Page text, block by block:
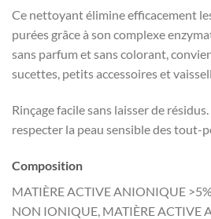
Ce nettoyant élimine efficacement
purées grâce à son complexe
sans parfum et sans colorant,
sucettes, petits accessoires et
Rinçage facile sans laisser de
respecter la peau sensible des tout-
Composition
MATIÈRE ACTIVE ANIONIQUE
NON IONIQUE, MATIÈRE ACTIVE